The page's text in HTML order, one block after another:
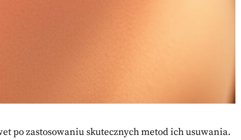
po zastosowaniu skutecznych metod ich usuwania.